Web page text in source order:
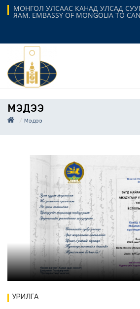
МОНГОЛ УЛСААС КАНАД УЛСАД
ЯАМ, EMBASSY OF MONGOLIA TO
МЭДЭЭ
Мэдээ
УРИЛГА